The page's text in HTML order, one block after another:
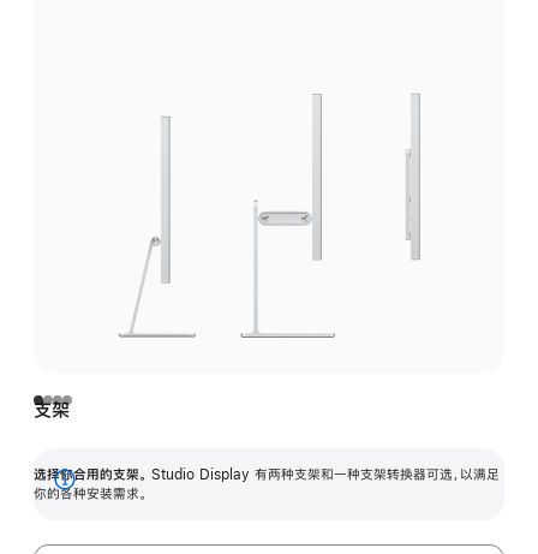
支架
选择你合用的支架。 Studio Display 有两种支架和一种支架转换器可选，以满足
你的各种安装需求。
展